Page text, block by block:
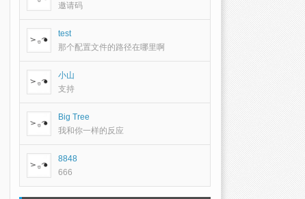
邀请码
test
那个配置文件的路径在哪里啊
小山
支持
Big Tree
我和你一样的反应
8848
666